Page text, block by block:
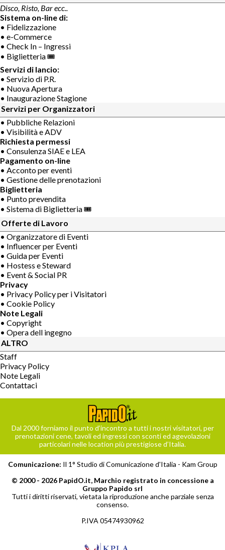
Disco, Risto, Bar ecc..
Sistema on-line di:
• Fidelizzazione
• e-Commerce
• Check In – Ingressi
• Biglietteria 🎟
Servizi di lancio:
• Servizio di P.R.
• Nuova Apertura
• Inaugurazione Stagione
Servizi per Organizzatori
• Pubbliche Relazioni
• Visibilità e ADV
Richiesta permessi
• Consulenza SIAE e LEA
Pagamento on-line
• Acconto per eventi
• Gestione delle prenotazioni
Biglietteria
• Punto prevendita
• Sistema di Biglietteria 🎟
Offerte di Lavoro
• Organizzatore di Eventi
• Influencer per Eventi
• Guida per Eventi
• Hostess e Steward
• Event & Social PR
Privacy
• Privacy Policy per i Visitatori
• Cookie Policy
Note Legali
• Copyright
• Opera dell ingegno
ALTRO
Staff
Privacy Policy
Note Legali
Contattaci
Dal 2000 forniamo il punto d’incontro a tutti i nostri visitatori, per
prenotazioni cene, tavoli ed ingressi con sconti ed agevolazioni
particolari nelle location più prestigiose d’Italia.
Comunicazione: Il 1° Studio di Comunicazione d'Italia - Kam Group
© 2000 - 2026 PapidO.it, Marchio registrato in concessione a
Gruppo Papido srl
Tutti i diritti riservati, vietata la riproduzione anche parziale senza
consenso.
P.IVA 05474930962